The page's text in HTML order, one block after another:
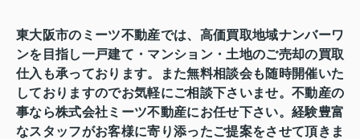
東大阪市のミーツ不動産では、高価買取地域ナンバーワ
ンを目指し一戸建て・マンション・土地のご売却の買取
仕入も承っております。また無料相談会も随時開催いた
しておりますのでお気軽にご相談下さいませ。不動産の
事なら株式会社ミーツ不動産にお任せ下さい。経験豊富
なスタッフがお客様に寄り添ったご提案をさせて頂きま